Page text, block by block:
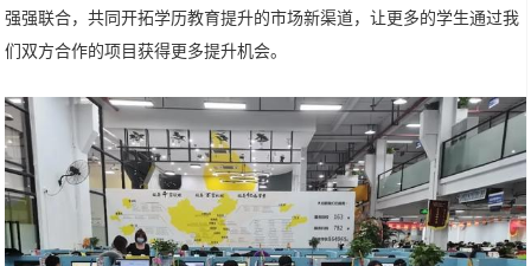
强强联合，共同开拓学历教育提升的市场新渠道，让更多的学生通过我
们双方合作的项目获得更多提升机会。